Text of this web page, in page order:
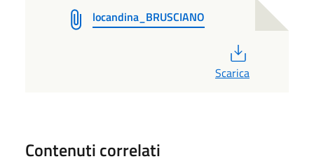
locandina_BRUSCIANO
Scarica
Contenuti correlati